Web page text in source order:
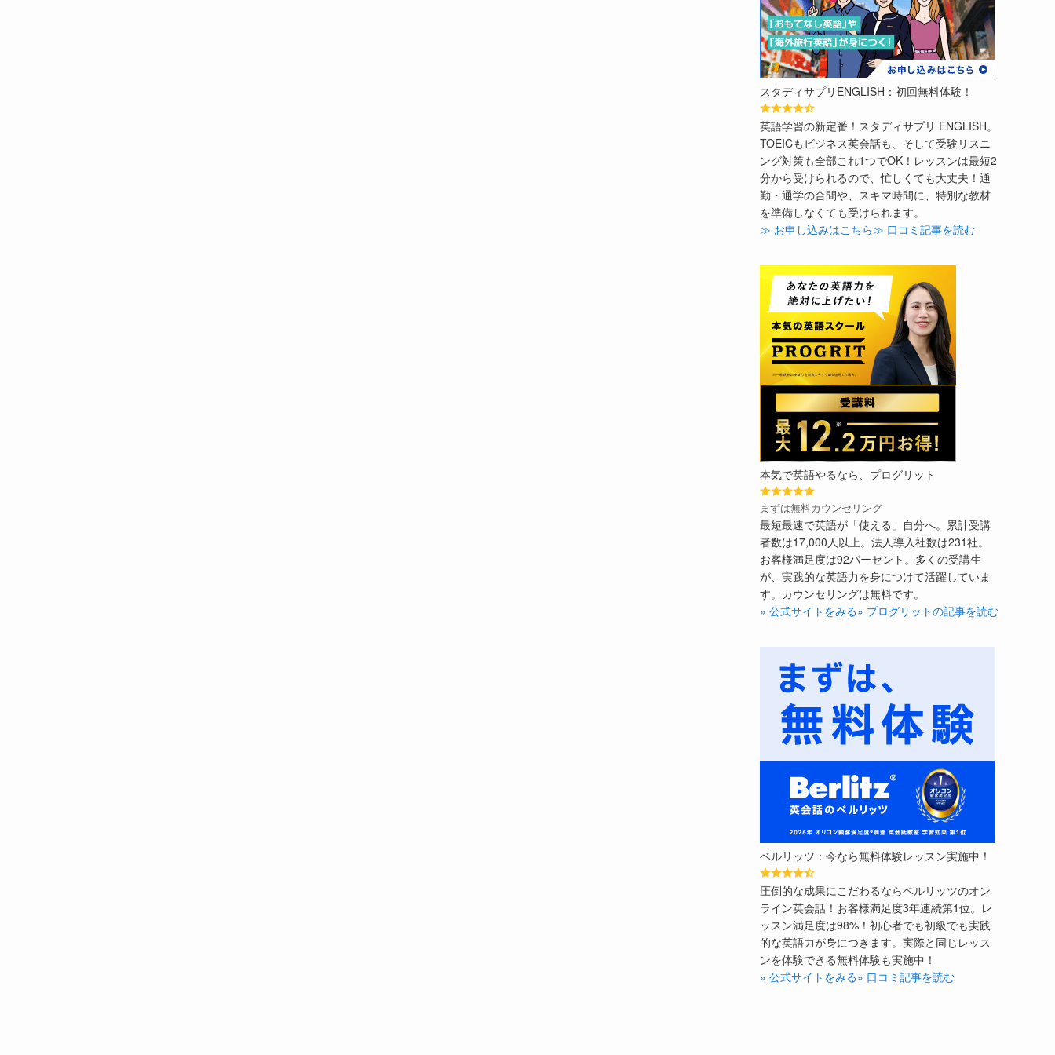
スタディサプリENGLISH：初回無料体験！
英語学習の新定番！スタディサプリ ENGLISH。
TOEICもビジネス英会話も、そして受験リスニ
ング対策も全部これ1つでOK！レッスンは最短2
分から受けられるので、忙しくても大丈夫！通
勤・通学の合間や、スキマ時間に、特別な教材
を準備しなくても受けられます。
≫ お申し込みはこちら≫ 口コミ記事を読む
本気で英語やるなら、プログリット
まずは無料カウンセリング
最短最速で英語が「使える」自分へ。累計受講
者数は17,000人以上。法人導入社数は231社。
お客様満足度は92パーセント。多くの受講生
が、実践的な英語力を身につけて活躍していま
す。カウンセリングは無料です。
» 公式サイトをみる» プログリットの記事を読む
ベルリッツ：今なら無料体験レッスン実施中！
圧倒的な成果にこだわるならベルリッツのオン
ライン英会話！お客様満足度3年連続第1位。レ
ッスン満足度は98%！初心者でも初級でも実践
的な英語力が身につきます。実際と同じレッス
ンを体験できる無料体験も実施中！
» 公式サイトをみる» 口コミ記事を読む